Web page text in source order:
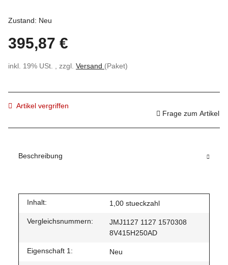
Zustand: Neu
395,87 €
inkl. 19% USt. , zzgl. Versand (Paket)
Artikel vergriffen
Frage zum Artikel
Beschreibung
Inhalt: 1,00 stueckzahl
Vergleichsnummern:
JMJ1127 1127 1570308
8V415H250AD
Eigenschaft 1: Neu